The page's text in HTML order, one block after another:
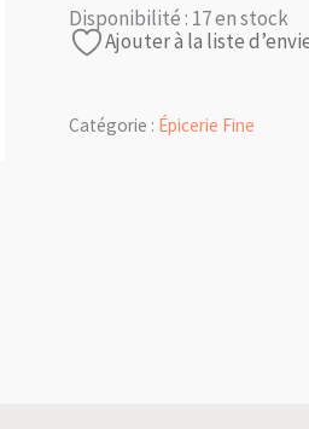
Disponibilité : 17 en stock
Ajouter à la liste
Catégorie : Épicerie Fine